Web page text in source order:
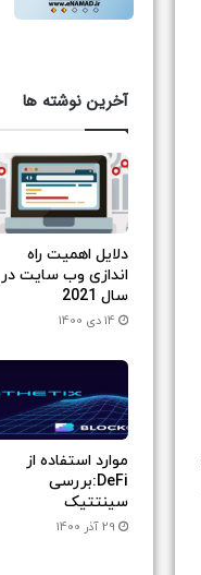
آخرین نوشته ها
دلایل اهمیت راه
اندازی وب سایت در
سال 2021
14 دی 1400
موارد استفاده از
DeFi:بررسی
سینتتیک
29 آذر 1400